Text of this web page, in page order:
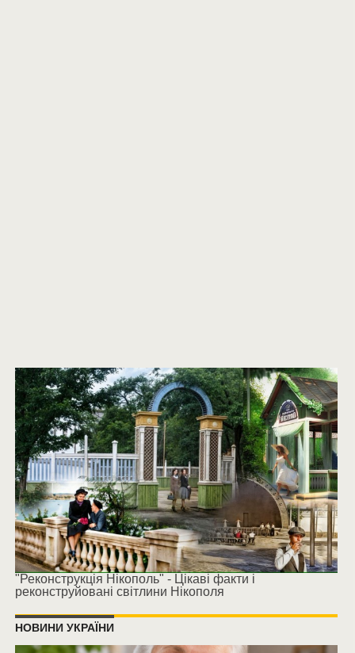
"Реконструкція Нікополь" - Цікаві факти і
реконструйовані світлини Нікополя
НОВИНИ УКРАЇНИ